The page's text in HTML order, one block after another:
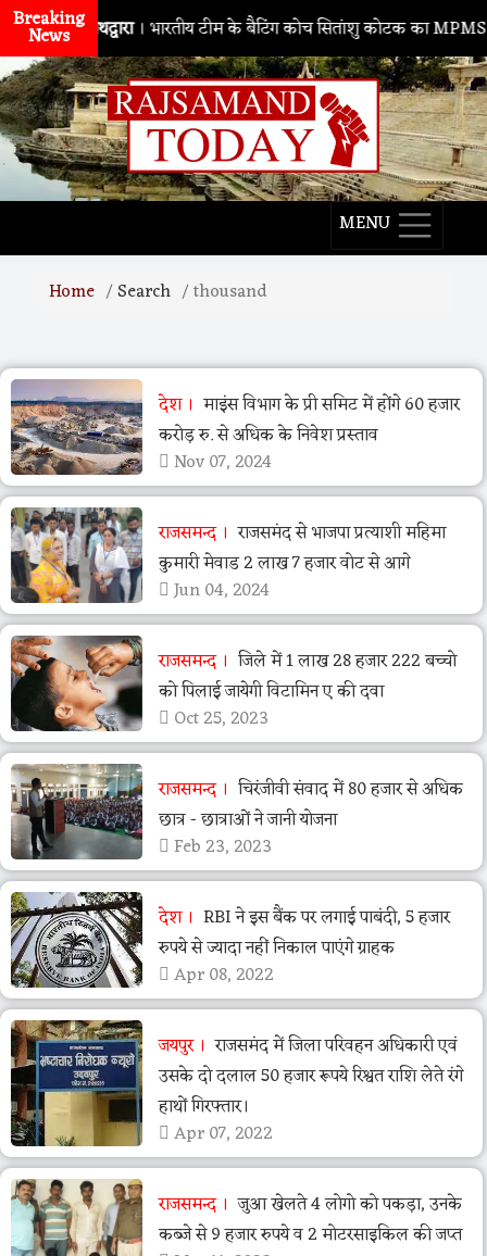
Breaking
Newsनाथद्वारा। भारतीय टीम के बैटिंग कोच सितांशु कोटक का MPMSC
MENU
Home Search thousand
देश
माइंस विभाग के प्री समिट में होंगे 60 हजार
करोड़ रु. से अधिक के निवेश प्रस्ताव
Nov 07, 2024
राजसमन्द
राजसमंद से भाजपा प्रत्याशी महिमा
कुमारी मेवाड 2 लाख 7 हजार वोट से आगे
Jun 04, 2024
राजसमन्द
जिले में 1 लाख 28 हजार 222 बच्चो
को पिलाई जायेगी विटामिन ए की दवा
Oct 25, 2023
राजसमन्द
चिरंजीवी संवाद में 80 हजार से अधिक
छात्र - छात्राओं ने जानी योजना
Feb 23, 2023
देश
RBI ने इस बैंक पर लगाई पाबंदी, 5 हजार
रुपये से ज्‍यादा नहीं निकाल पाएंगे ग्राहक
Apr 08, 2022
जयपुर
राजसमंद में जिला परिवहन अधिकारी एवं
उसके दो दलाल 50 हजार रूपये रिश्वत राशि लेते रंगे
हाथों गिरफ्तार।
Apr 07, 2022
राजसमन्द
जुआ खेलते 4 लोगो को पकड़ा, उनके
कब्जे से 9 हजार रुपये व 2 मोटरसाइकिल की जप्त